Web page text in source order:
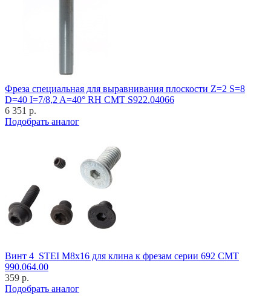
Фреза специальная для выравнивания плоскости Z=2 S=8
D=40 I=7/8,2 A=40° RH CMT S922.04066
6 351 р.
Подобрать аналог
Винт 4_STEI M8x16 для клина к фрезам серии 692 CMT
990.064.00
359 р.
Подобрать аналог